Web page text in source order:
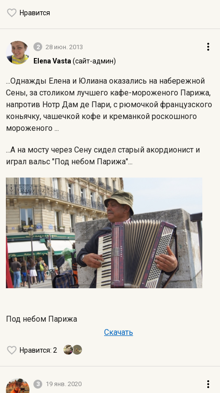
Нравится
2 28 июн. 2013
Elena Vasta (сайт-админ)
...Однажды Елена и Юлиана оказались на набережной
Сены, за столиком лучшего кафе-мороженого Парижа,
напротив Нотр Дам де Пари, с рюмочкой французского
коньячку, чашечкой кофе и креманкой роскошного
мороженого ...
...А на мосту через Сену сидел старый акордионист и
играл вальс "Под небом Парижа"...
Под небом Парижа
Скачать
Нравится: 2
3 19 янв. 2020